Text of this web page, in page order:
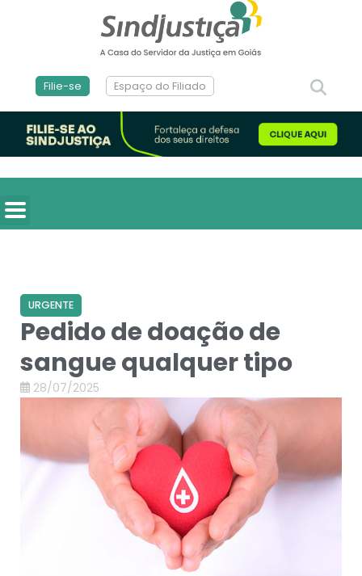
Filie-se Espaço do Filiado
URGENTE
Pedido de doação de
sangue qualquer tipo
28/07/2025